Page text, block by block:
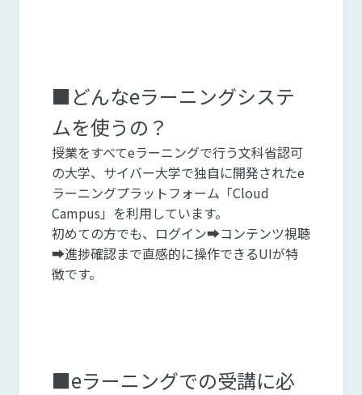
■どんなeラーニングシステ
ムを使うの？
授業をすべてeラーニングで行う文科省認可
の大学、サイバー大学で独自に開発されたe
ラーニングプラットフォーム「Cloud
Campus」を利用しています。
初めての方でも、ログイン➡コンテンツ視聴
➡進捗確認まで直感的に操作できるUIが特
徴です。
■eラーニングでの受講に必